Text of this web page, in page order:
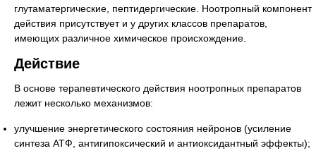
глутаматергические, пептидергические. Ноотропный компонент
действия присутствует и у других классов препаратов,
имеющих различное химическое происхождение.
Действие
В основе терапевтического действия ноотропных препаратов
лежит несколько механизмов:
улучшение энергетического состояния нейронов (усиление
синтеза АТФ, антигипоксический и антиоксидантный эффекты);